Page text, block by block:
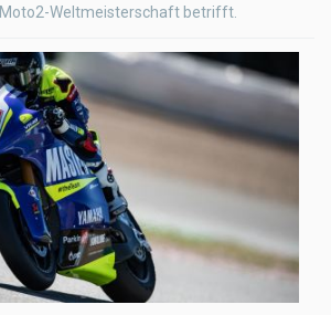
Moto2-Weltmeisterschaft betrifft.